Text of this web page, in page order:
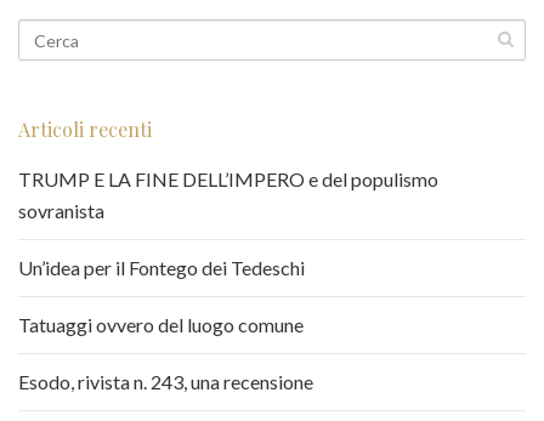
Articoli recenti
TRUMP E LA FINE DELL’IMPERO e del populismo
sovranista
Un’idea per il Fontego dei Tedeschi
Tatuaggi ovvero del luogo comune
Esodo, rivista n. 243, una recensione